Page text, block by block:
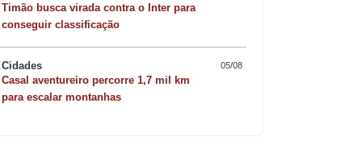
ação que compõe a Campanha
reflexão frente ao feminicídio voltada
Quer sofisticar o
risoto de camarão
Timão busca virada contra o Inter para
conseguir classificação
Cidades 05/08
Casal aventureiro percorre 1,7 mil km
para escalar montanhas